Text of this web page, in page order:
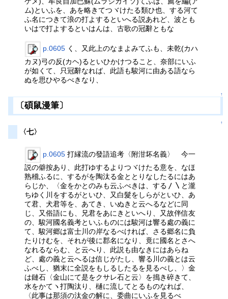
ム)といふを、あを略きてつヾけたる類ひ也、する河て
ふ名につきて浪の打よするといへる説あれど、波とも
いはで打よするといはんは、古歌の冠辭ともな
p.0605 く、又此上のなまよみてふも、未乾(カハ
カヌ)弓の反(カヘ)るといひかけつること、奈部にいふ
が如くて、只冠辭なれば、此語も駿河に由ある語なら
ぬを思ひやるべきなり、
↑
〔碩鼠漫筆〕
↑
〈七〉
p.0605 打縁流の發語追考〈附泔坏名義〉 今一
説の僻按あり、此打ゆするよりつヾけたる意を、なほ
熟稽ふるに、するがを陶汰る金ととりなしたるにはあ
らじか、〈金をかとのみも云ふべきは、する〳〵と瀧
ちゆく川をするがといひ、又白髮をしらがといひ、あ
て君、犬君等を、あてき、いぬきと云へるなどに同
じ、又俗語にも、兄君をあにきといへり、又故伴信友
の、駿河國名義考といふものには駿河は響る處の義に
て、駿河郷は富士川の岸なるべければ、さる郷名に負
たりけむを、それが後に郡名になり、竟に國名とさへ
なれるならむ、と云へり、此説も由なきにはあらね
ど、處の義と云へるは信じがたし、響る川の義とは云
ふべし、猶末に全説をもしるしたるを見るべし、〉金
は鏈石〈金山にて是をクサレ石と云〉を搗き碎きて、
水をかてヽ打陶汰り、樋に流してとるものなれば、
〈此事は那須の汰金の解に、委曲にいふを見るべ